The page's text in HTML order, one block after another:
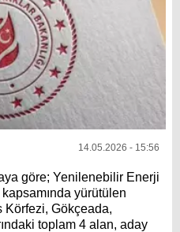
14.05.2026 - 15:56
göre; Yenilenebilir Enerji
yürütülen
Körfezi, Gökçeada,
toplam 4 alan, aday